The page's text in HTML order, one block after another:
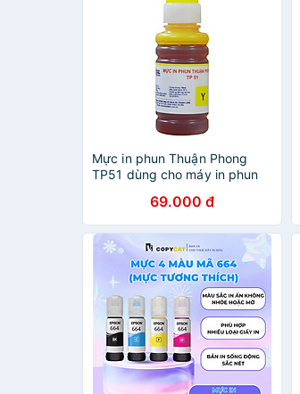
Mực in phun Thuận Phong
TP51 dùng cho máy in phun
L850 - Hàng Chính Hãng
69.000 đ